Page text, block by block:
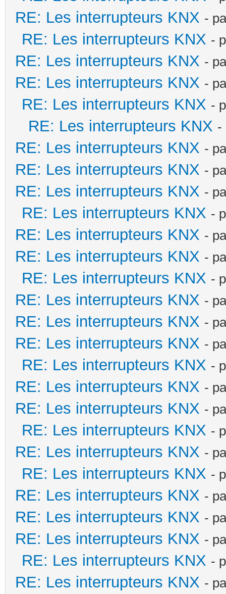
RE: Les interrupteurs KNX -
RE: Les interrupteurs KNX -
RE: Les interrupteurs KNX -
RE: Les interrupteurs KNX -
RE: Les interrupteurs KNX -
RE: Les interrupteurs KNX -
RE: Les interrupteurs KNX -
RE: Les interrupteurs KNX -
RE: Les interrupteurs KNX -
RE: Les interrupteurs KNX -
RE: Les interrupteurs KNX -
RE: Les interrupteurs KNX -
RE: Les interrupteurs KNX -
RE: Les interrupteurs KNX -
RE: Les interrupteurs KNX -
RE: Les interrupteurs KNX -
RE: Les interrupteurs KNX -
RE: Les interrupteurs KNX -
RE: Les interrupteurs KNX -
RE: Les interrupteurs KNX -
RE: Les interrupteurs KNX -
RE: Les interrupteurs KNX -
RE: Les interrupteurs KNX -
RE: Les interrupteurs KNX -
RE: Les interrupteurs KNX -
RE: Les interrupteurs KNX -
RE: Les interrupteurs KNX -